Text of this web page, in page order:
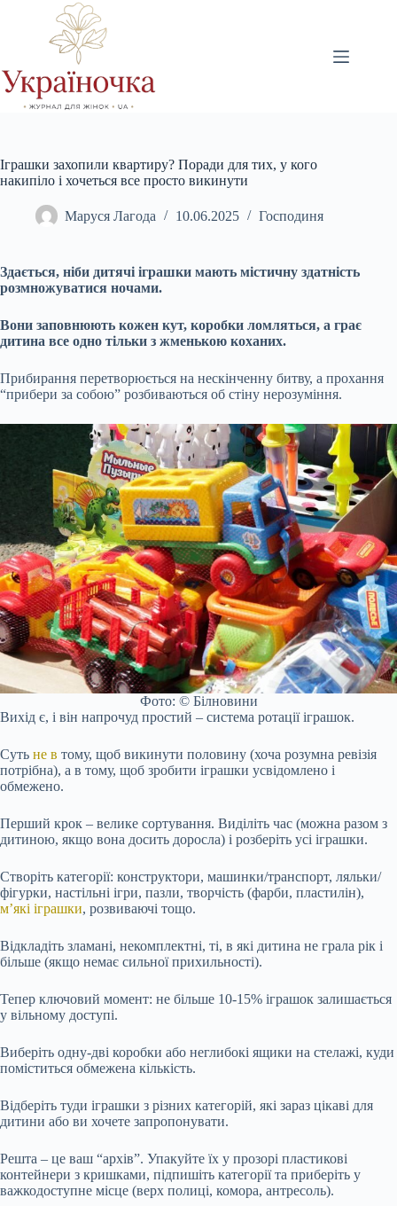
Іграшки захопили квартиру? Поради для тих, у кого
накипіло і хочеться все просто викинути
Маруся Лагода 10.06.2025 Господиня
Здається, ніби дитячі іграшки мають містичну здатність
розмножуватися ночами.
Вони заповнюють кожен кут, коробки ломляться, а грає
дитина все одно тільки з жменькою коханих.
Прибирання перетворюється на нескінченну битву, а прохання
“прибери за собою” розбиваються об стіну нерозуміння.
Фото: © Білновини
Вихід є, і він напрочуд простий – система ротації іграшок.
Суть не в тому, щоб викинути половину (хоча розумна ревізія
потрібна), а в тому, щоб зробити іграшки усвідомлено і
обмежено.
Перший крок – велике сортування. Виділіть час (можна разом з
дитиною, якщо вона досить доросла) і розберіть усі іграшки.
Створіть категорії: конструктори, машинки/транспорт, ляльки/
фігурки, настільні ігри, пазли, творчість (фарби, пластилін),
м’які іграшки, розвиваючі тощо.
Відкладіть зламані, некомплектні, ті, в які дитина не грала рік і
більше (якщо немає сильної прихильності).
Тепер ключовий момент: не більше 10-15% іграшок залишається
у вільному доступі.
Виберіть одну-дві коробки або неглибокі ящики на стелажі, куди
поміститься обмежена кількість.
Відберіть туди іграшки з різних категорій, які зараз цікаві для
дитини або ви хочете запропонувати.
Решта – це ваш “архів”. Упакуйте їх у прозорі пластикові
контейнери з кришками, підпишіть категорії та приберіть у
важкодоступне місце (верх полиці, комора, антресоль).